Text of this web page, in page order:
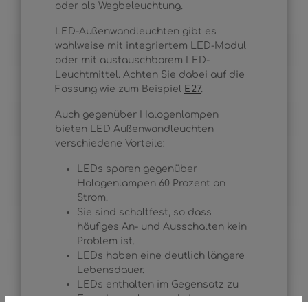
oder als Wegbeleuchtung.
LED-Außenwandleuchten gibt es
wahlweise mit integriertem LED-Modul
oder mit austauschbarem LED-
Leuchtmittel. Achten Sie dabei auf die
Fassung wie zum Beispiel E27.
Auch gegenüber Halogenlampen
bieten LED Außenwandleuchten
verschiedene Vorteile:
LEDs sparen gegenüber
Halogenlampen 60 Prozent an
Strom.
Sie sind schaltfest, so dass
häufiges An- und Ausschalten kein
Problem ist.
LEDs haben eine deutlich längere
Lebensdauer.
LEDs enthalten im Gegensatz zu
Energiesparlampen kein